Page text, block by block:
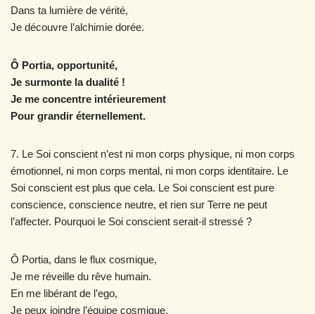
Dans ta lumière de vérité,
Je découvre l’alchimie dorée.
Ô Portia, opportunité,
Je surmonte la dualité !
Je me concentre intérieurement
Pour grandir éternellement.
7. Le Soi conscient n’est ni mon corps physique, ni mon corps
émotionnel, ni mon corps mental, ni mon corps identitaire. Le
Soi conscient est plus que cela. Le Soi conscient est pure
conscience, conscience neutre, et rien sur Terre ne peut
l’affecter. Pourquoi le Soi conscient serait-il stressé ?
Ô Portia, dans le flux cosmique,
Je me réveille du rêve humain.
En me libérant de l’ego,
Je peux joindre l’équipe cosmique.